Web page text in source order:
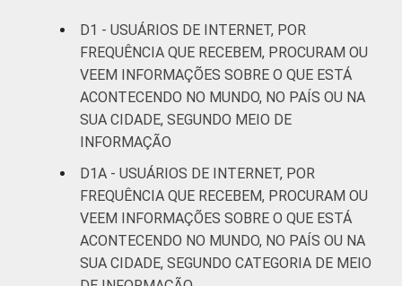
Sul 27
Centro-
Oeste
29
CLASSE
C 31
DE 29
ÁREA Urbana 33 33
D1 - USUÁRIOS DE INTERNET, POR
FREQUÊNCIA QUE RECEBEM, PROCURAM OU
VEEM INFORMAÇÕES SOBRE O QUE ESTÁ
ACONTECENDO NO MUNDO, NO PAÍS OU NA
SUA CIDADE, SEGUNDO MEIO DE
INFORMAÇÃO
D1A - USUÁRIOS DE INTERNET, POR
FREQUÊNCIA QUE RECEBEM, PROCURAM OU
VEEM INFORMAÇÕES SOBRE O QUE ESTÁ
ACONTECENDO NO MUNDO, NO PAÍS OU NA
SUA CIDADE, SEGUNDO CATEGORIA DE MEIO